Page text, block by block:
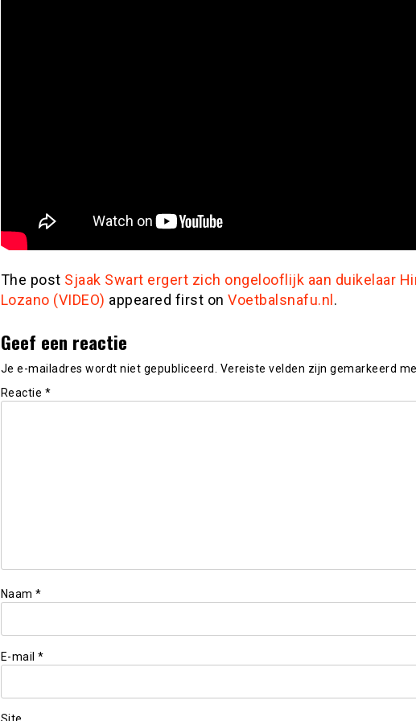
The post Sjaak Swart ergert zich ongelooflijk aan duikelaar
Lozano (VIDEO) appeared first on Voetbalsnafu.nl.
Geef een reactie
Je e-mailadres wordt niet gepubliceerd.
Vereiste velden zijn gemarkeerd
Reactie *
Naam *
E-mail *
Site